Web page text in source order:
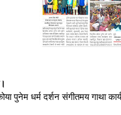
पुनेम धर्म दर्शन संगीतमय गाथा